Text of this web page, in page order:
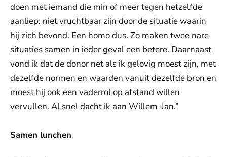
doen met iemand die min of meer tegen hetzelfde
aanliep: niet vruchtbaar zijn door de situatie waarin
hij zich bevond. Een homo dus. Zo maken twee nare
situaties samen in ieder geval een betere. Daarnaast
vond ik dat de donor net als ik gelovig moest zijn, met
dezelfde normen en waarden vanuit dezelfde bron en
moest hij ook een vaderrol op afstand willen
vervullen. Al snel dacht ik aan Willem-Jan.”
Samen lunchen